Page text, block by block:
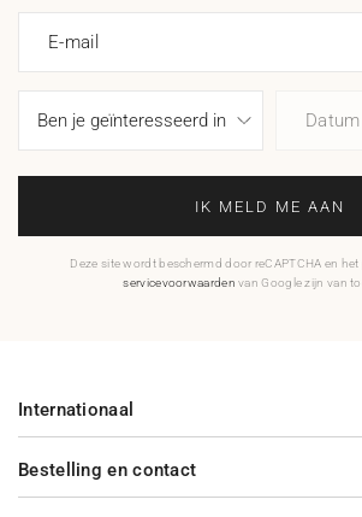
E-mail
Datum
IK MELD ME AAN
Deze site wordt beschermd door reCAPTCHA en het
servicevoorwaarden van Google zijn van
Bestelling en contact
Internationaal